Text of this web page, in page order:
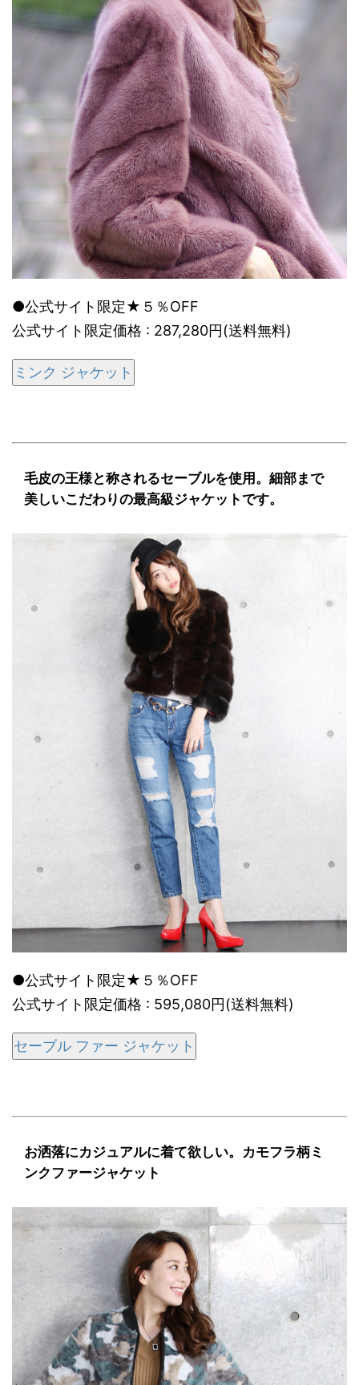
●公式サイト限定★５％OFF
公式サイト限定価格 : 287,280円(送料無料)
ミンク ジャケット
毛皮の王様と称されるセーブルを使用。細部まで
美しいこだわりの最高級ジャケットです。
●公式サイト限定★５％OFF
公式サイト限定価格 : 595,080円(送料無料)
セーブル ファー ジャケット
お洒落にカジュアルに着て欲しい。カモフラ柄ミ
ンクファージャケット